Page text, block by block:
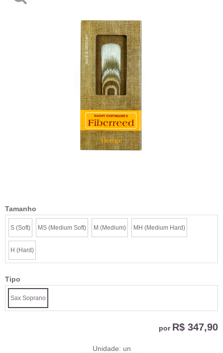
Tamanho
S (Soft) MS (Medium Soft) M (Medium) MH (Medium Hard)
H (Hard)
Tipo
Sax Soprano
por R$ 347,90
Unidade: un